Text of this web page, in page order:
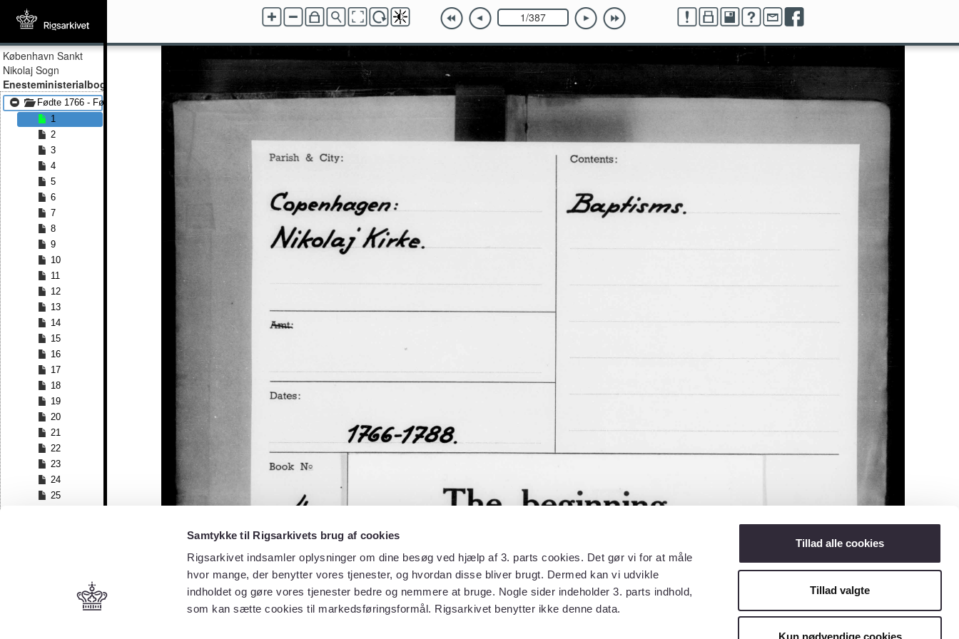
Samtykke til Rigsarkivets brug af cookies
Rigsarkivet indsamler oplysninger om dine besøg ved hjælp af 3. parts cookies. Det gør vi for at måle
hvor mange, der benytter vores tjenester, og hvordan disse bliver brugt. Dermed kan vi udvikle
indholdet og gøre vores tjenester bedre og nemmere at bruge. Nogle sider indeholder 3. parts indhold,
som kan sætte cookies til markedsføringsformål. Rigsarkivet benytter ikke denne data.
Tillad alle cookies
Tillad valgte
Kun nødvendige cookies
København Sankt
Nikolaj Sogn
Enesteministerialbog
Fødte 1766 - Fødte 1788
1
2
3
4
5
6
7
8
9
10
11
12
13
14
15
16
17
18
19
20
21
22
23
24
25